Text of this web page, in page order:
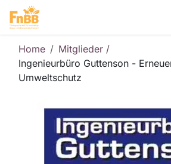
Zum Inhalt springen
Home
Mitglieder /
Ingenieurbüro Guttenson -
Umweltschutz